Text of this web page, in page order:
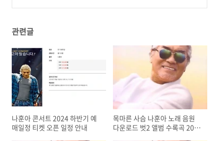
관련글
나훈아 콘서트 2024 하반기 예
매일정 티켓 오픈 일정 안내
목마른 사슴 나훈아 노래 음원
다운로드 벗2 앨범 수록곡 2019